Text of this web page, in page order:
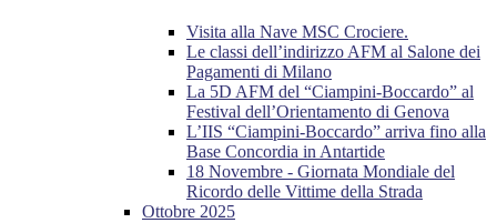
Visita alla Nave MSC Crociere.
Le classi dell’indirizzo AFM al Salone dei
Pagamenti di Milano
La 5D AFM del “Ciampini-Boccardo” al
Festival dell’Orientamento di Genova
L’IIS “Ciampini-Boccardo” arriva fino alla
Base Concordia in Antartide
18 Novembre - Giornata Mondiale del
Ricordo delle Vittime della Strada
Ottobre 2025